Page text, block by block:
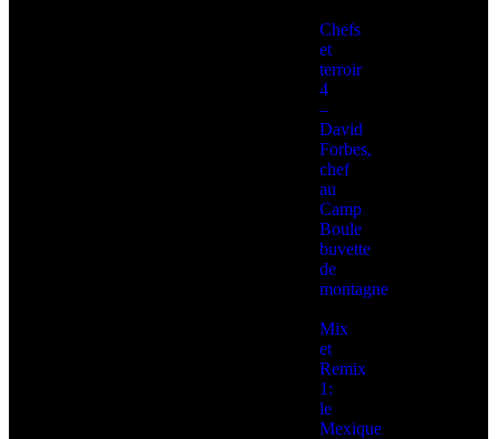
Chefs
et
terroir
4
–
David
Forbes,
chef
au
Camp
Boule
buvette
de
montagne
Mix
et
Remix
1:
le
Mexique